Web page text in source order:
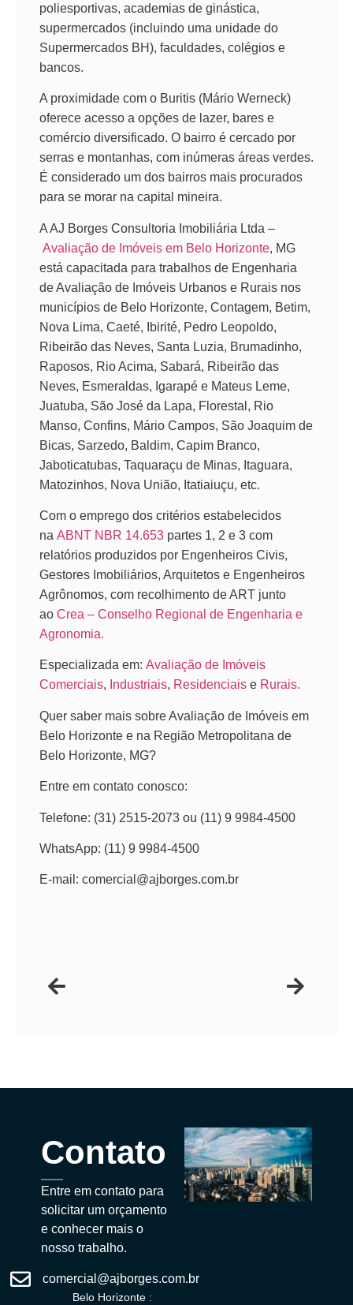
poliesportivas, academias de ginástica,
supermercados (incluindo uma unidade do
Supermercados BH), faculdades, colégios e
bancos.
A proximidade com o Buritis (Mário Werneck)
oferece acesso a opções de lazer, bares e
comércio diversificado. O bairro é cercado por
serras e montanhas, com inúmeras áreas verdes.
É considerado um dos bairros mais procurados
para se morar na capital mineira.
A AJ Borges Consultoria Imobiliária Ltda –
Avaliação de Imóveis em Belo Horizonte, MG
está capacitada para trabalhos de Engenharia
de Avaliação de Imóveis Urbanos e Rurais nos
municípios de Belo Horizonte, Contagem, Betim,
Nova Lima, Caeté, Ibirité, Pedro Leopoldo,
Ribeirão das Neves, Santa Luzia, Brumadinho,
Raposos, Rio Acima, Sabará, Ribeirão das
Neves, Esmeraldas, Igarapé e Mateus Leme,
Juatuba, São José da Lapa, Florestal, Rio
Manso, Confins, Mário Campos, São Joaquim de
Bicas, Sarzedo, Baldim, Capim Branco,
Jaboticatubas, Taquaraçu de Minas, Itaguara,
Matozinhos, Nova União, Itatiaiuçu, etc.
Com o emprego dos critérios estabelecidos
na ABNT NBR 14.653 partes 1, 2 e 3 com
relatórios produzidos por Engenheiros Civis,
Gestores Imobiliários, Arquitetos e Engenheiros
Agrônomos, com recolhimento de ART junto
ao Crea – Conselho Regional de Engenharia e
Agronomia.
Especializada em: Avaliação de Imóveis
Comerciais, Industriais, Residenciais e Rurais.
Quer saber mais sobre Avaliação de Imóveis em
Belo Horizonte e na Região Metropolitana de
Belo Horizonte, MG?
Entre em contato conosco:
Telefone: (31) 2515-2073 ou (11) 9 9984-4500
WhatsApp: (11) 9 9984-4500
E-mail: comercial@ajborges.com.br
Contato
Entre em contato para
solicitar um orçamento
e conhecer mais o
nosso trabalho.
comercial@ajborges.com.br
Belo Horizonte :